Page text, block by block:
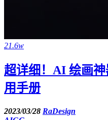
21.6w
超详细！AI 绘画
用手册
2023/03/28 RaDesign